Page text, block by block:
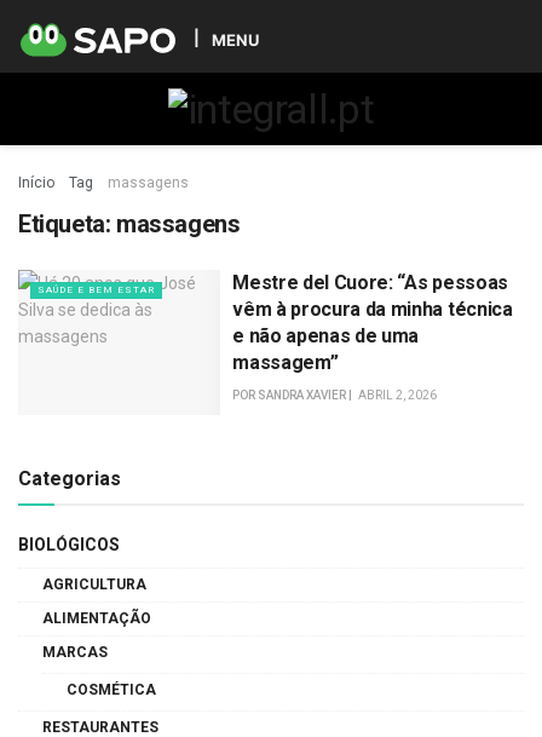
MENU
Início Tag massagens
Etiqueta: massagens
SAÚDE E BEM ESTAR
Mestre del Cuore: “As pessoas
vêm à procura da minha técnica
e não apenas de uma
massagem”
POR SANDRA XAVIER ABRIL 2, 2026
Categorias
BIOLÓGICOS
AGRICULTURA
ALIMENTAÇÃO
MARCAS
COSMÉTICA
RESTAURANTES